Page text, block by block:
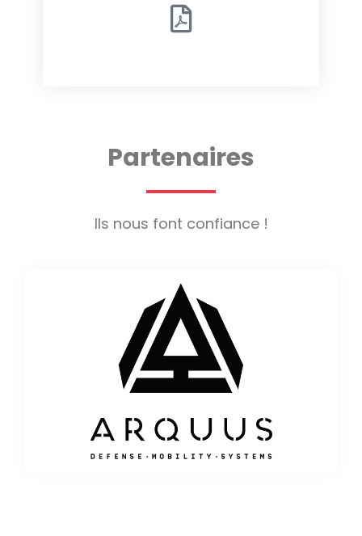
Partenaires
Ils nous font confiance !